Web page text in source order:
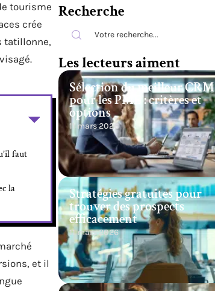
tourisme
crée
tatillonne,
faut
la
et il
Recherche
Les lecteurs aiment
Sélection du meilleur CRM
pour les PME : critères et
options
11 mars 2026
Stratégies gratuites pour
trouver des prospects
efficacement
11 mars 2026